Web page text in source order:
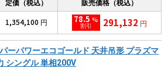
定価（税込） 販売価格（税込）
1,354,100 円 78.5 %
割引 291,132 円
ーパワーエコゴールド 天井吊形 プラズマ
シングル 単相200V